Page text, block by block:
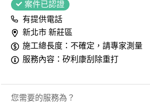
案件已認證
有提供電話
新北市 新莊區
施工總長度：不確定，請專家測量
服務內容：矽利康刮除重打
您需要的服務為？